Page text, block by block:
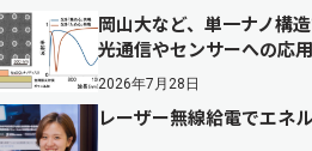
岡山大など、単一ナノ構
光通信やセンサーへの応
2026年7月28日
レーザー無線給電でエネ